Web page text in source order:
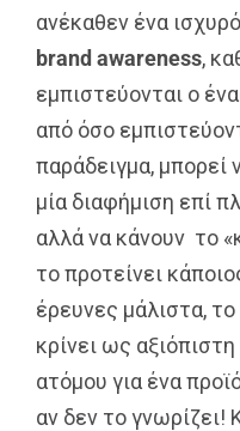
ανέκαθεν ένα
brandawareness,
εμπιστεύονται ο
από όσο
παράδειγμα, μπορεί
μία διαφήμιση επί
αλλά να κάνουν το
το προτείνει
έρευνες μάλιστα,
κρίνει ως
ατόμου για ένα
αν δεν το γνωρίζει!